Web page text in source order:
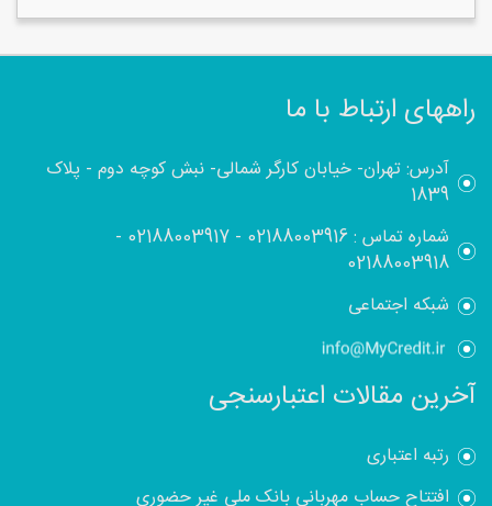
راههای ارتباط با ما
آدرس: تهران- خیابان کارگر شمالی- نبش کوچه دوم - پلاک
1839
شماره تماس :02188003916
-
02188003917
-
02188003918
شبکه اجتماعی
آخرین مقالات اعتبارسنجی
رتبه اعتباری
افتتاح حساب مهربانی بانک ملی غیر حضوری